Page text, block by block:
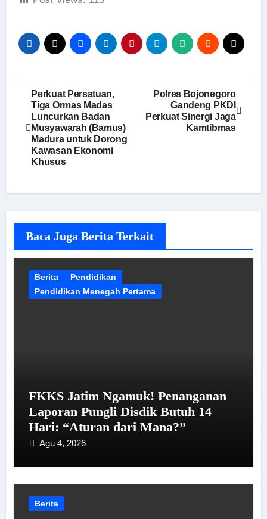
Navigasi
pos
Perkuat Persatuan,
Tiga Ormas Madas
Luncurkan Badan
Musyawarah (Bamus)
Madura untuk Dorong
Kawasan Ekonomi
Khusus
Polres Bojonegoro
Gandeng PKDI
Perkuat Sinergi Jaga
Kamtibmas
Baca Juga Berita Terkait
Berita
Pendidikan
Pendidikan Menegah Pertama
FKKS Jatim Ngamuk! Penanganan
Laporan Pungli Disdik Butuh 14
Hari: “Aturan dari Mana?”
Agu 4, 2026
Berita